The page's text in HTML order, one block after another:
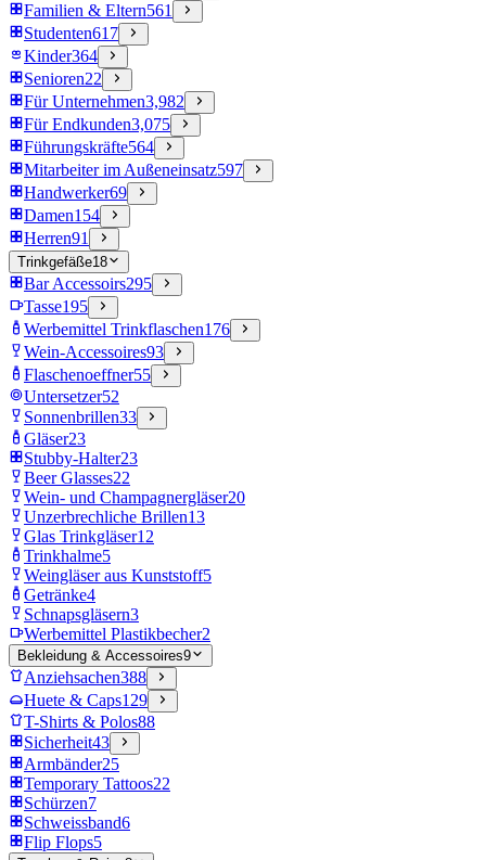
Familien & Eltern561
Studenten617
Kinder364
Senioren22
Für Unternehmen3,982
Für Endkunden3,075
Führungskräfte564
Mitarbeiter im Außeneinsatz597
Handwerker69
Damen154
Herren91
Trinkgefäße18
Bar Accessoirs295
Tasse195
Werbemittel Trinkflaschen176
Wein-Accessoires93
Flaschenoeffner55
Untersetzer52
Sonnenbrillen33
Gläser23
Stubby-Halter23
Beer Glasses22
Wein- und Champagnergläser20
Unzerbrechliche Brillen13
Glas Trinkgläser12
Trinkhalme5
Weingläser aus Kunststoff5
Getränke4
Schnapsgläsern3
Werbemittel Plastikbecher2
Bekleidung & Accessoires9
Anziehsachen388
Huete & Caps129
T-Shirts & Polos88
Sicherheit43
Armbänder25
Temporary Tattoos22
Schürzen7
Schweissband6
Flip Flops5